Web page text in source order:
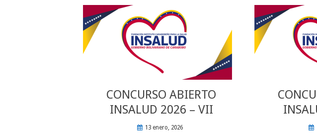
CONCURSO ABIERTO
INSALUD 2026 – VII
13 enero, 2026